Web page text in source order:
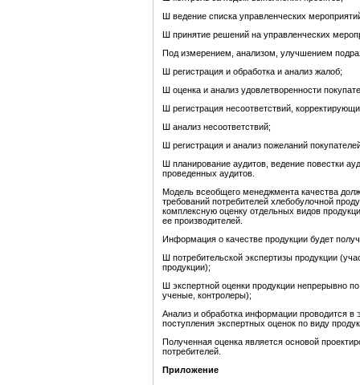
Ш ведение списка управленческих
Ш принятие решений на управленческих
Под измерением, анализом, улучшением
Ш регистрация и обработка и анализ жалоб;
Ш оценка и анализ удовлетворенности
Ш регистрация несоответствий,
Ш анализ несоответствий;
Ш регистрация и анализ пожеланий
Ш планирование аудитов, ведение повестки
проведенных аудитов.
Модель всеобщего менеджмента качества
требований потребителей хлебобулочной
комплексную оценку отдельных видов
ее производителей.
Информация о качестве продукции будет
Ш потребительской экспертизы продукции
продукции);
Ш экспертной оценки продукции непрерывно
ученые, контролеры);
Анализ и обработка информации проводится в
поступления экспертных оценок по виду
Полученная оценка является основой
потребителей.
Приложение